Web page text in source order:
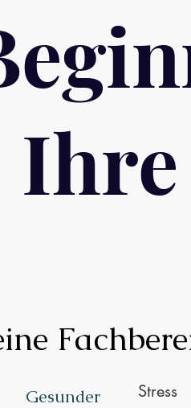
Ihre
Gesunder Stress